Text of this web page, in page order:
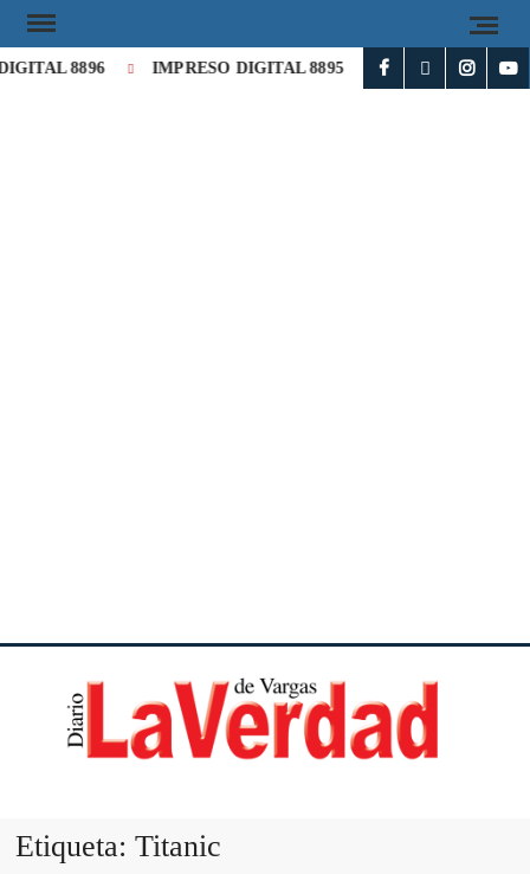
8896 IMPRESO DIGITAL 8895 IMPRESO
Etiqueta:Titanic